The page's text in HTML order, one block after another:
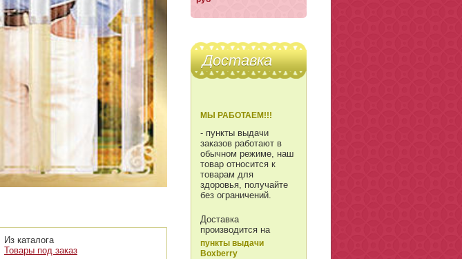
Из каталога
Товары под заказ
Доставка
МЫ РАБОТАЕМ!!!
- пункты выдачи
заказов работают в
обычном режиме, наш
товар относится к
товарам для
здоровья, получайте
без ограничений.
Доставка
производится на
пункты выдачи
Boxberry